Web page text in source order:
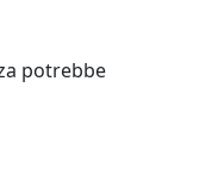
potrebbe